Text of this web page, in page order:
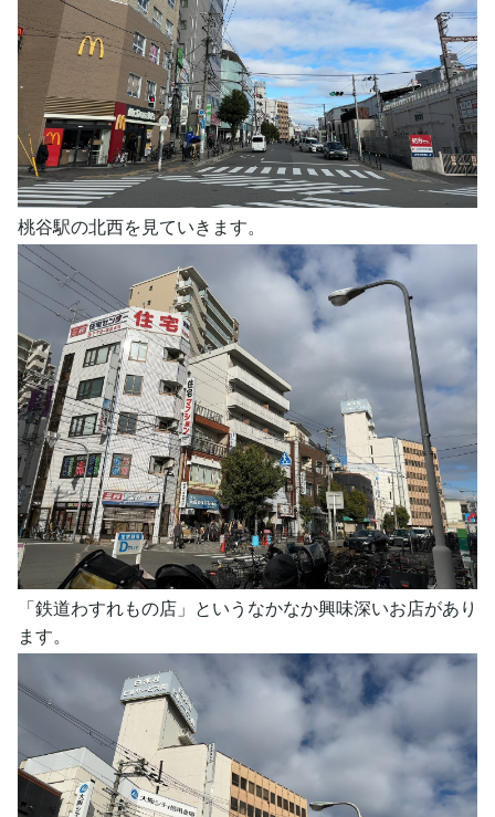
桃谷駅の北西を見ていきます。
「鉄道わすれもの店」というなかなか興味深いお店があり
ます。